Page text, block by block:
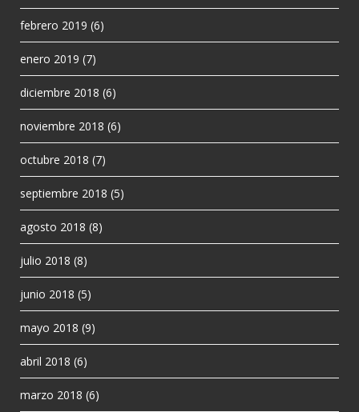
febrero 2019 (6)
enero 2019 (7)
diciembre 2018 (6)
noviembre 2018 (6)
octubre 2018 (7)
septiembre 2018 (5)
agosto 2018 (8)
julio 2018 (8)
junio 2018 (5)
mayo 2018 (9)
abril 2018 (6)
marzo 2018 (6)